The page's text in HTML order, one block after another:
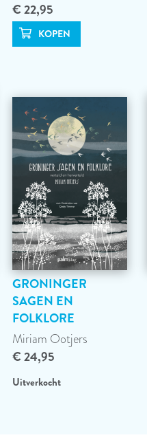
€ 22,95
GRONINGER
SAGEN EN
FOLKLORE
Miriam Ootjers
€ 24,95
Uitverkocht